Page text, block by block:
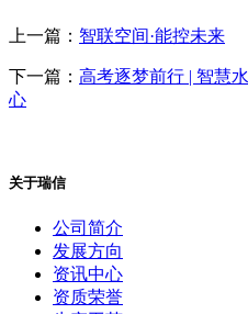
上一篇： 智联空间·能控未来
下一篇： 高考逐梦前行 | 智慧
心
关于瑞信
公司简介
发展方向
资讯中心
资质荣誉